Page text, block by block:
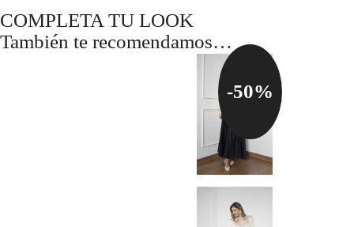
COMPLETA TU LOOK
También te recomendamos…
-50%